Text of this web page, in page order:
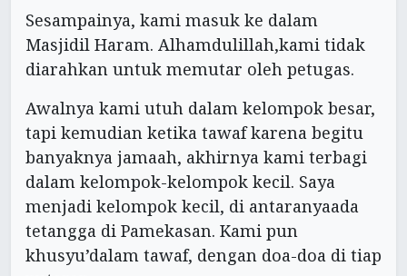
Sesampainya, kami masuk ke dalam
Masjidil Haram. Alhamdulillah,kami tidak
diarahkan untuk memutar oleh petugas.
Awalnya kami utuh dalam kelompok besar,
tapi kemudian ketika tawaf karena begitu
banyaknya jamaah, akhirnya kami terbagi
dalam kelompok-kelompok kecil. Saya
menjadi kelompok kecil, di antaranyaada
tetangga di Pamekasan. Kami pun
khusyu’dalam tawaf, dengan doa-doa di tiap